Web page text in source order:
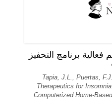
فعالية برنامج التحفيز
Tapia, J.L., Puertas,
Therapeutics for
Computerized Home-